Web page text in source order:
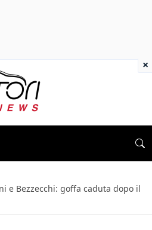
e Bezzecchi: goffa caduta dopo il
×